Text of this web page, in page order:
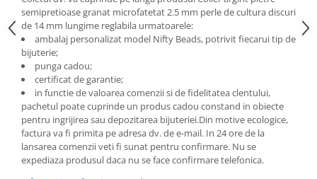
semipretioase granat microfatetat 2.5 mm perle de cultura discuri
de 14 mm lungime reglabila urmatoarele:
ambalaj personalizat model Nifty Beads, potrivit fiecarui tip de
bijuterie;
punga cadou;
certificat de garantie;
in functie de valoarea comenzii si de fidelitatea clentului,
pachetul poate cuprinde un produs cadou constand in obiecte
pentru ingrijirea sau depozitarea bijuteriei.Din motive ecologice,
factura va fi primita pe adresa dv. de e-mail. In 24 ore de la
lansarea comenzii veti fi sunat pentru confirmare. Nu se
expediaza produsul daca nu se face confirmare telefonica.